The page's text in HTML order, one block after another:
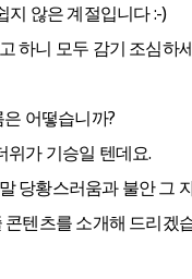
않은 계절입니다 :-)
하니 모두 감기 조심하
어떻습니까?
위가 기승일 텐데요.
당황스러움과 불안 그
텐츠를 소개해 드리겠